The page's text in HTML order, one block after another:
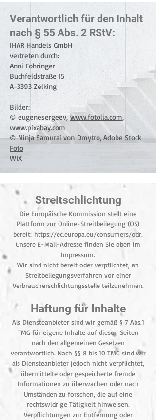
Verantwortlich für den Inhalt
nach § 55 Abs. 2 RStV:
IHAR Handels GmbH
vertreten durch:
Anni Fohringer
Buchfeldstraße 15
A-3393 Zelking
Bilder:
© eugenesergeev,www.fotolia.com,
www.pixabay.com
© Ninja Samurai von Dmytro, Adobe Stock
Foto
WIX
​Streitschlichtung
Die Europäische Kommission stellt eine
Plattform zur Online-Streitbeilegung (OS)
bereit: https://ec.europa.eu/consumers/odr.
Unsere E-Mail-Adresse finden Sie oben im
Impressum.
Wir sind nicht bereit oder verpflichtet, an
Streitbeilegungsverfahren vor einer
Verbraucherschlichtungsstelle teilzunehmen.
Haftung für Inhalte
Als Diensteanbieter sind wir gemäß § 7 Abs.1
TMG für eigene Inhalte auf diesen Seiten
nach den allgemeinen Gesetzen
verantwortlich. Nach §§ 8 bis 10 TMG sind wir
als Diensteanbieter jedoch nicht verpflichtet,
übermittelte oder gespeicherte fremde
Informationen zu überwachen oder nach
Umständen zu forschen, die auf eine
rechtswidrige Tätigkeit hinweisen.
Verpflichtungen zur Entfernung oder